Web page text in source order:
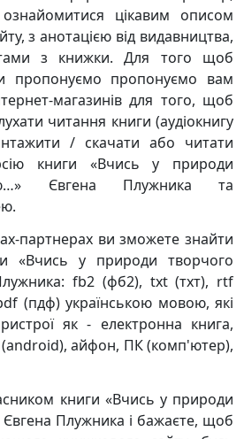
цікавим описом
з анотацією від видавництва,
з книжки. Для того щоб
пропонуємо пропонуємо вам
магазинів для того, щоб
читання книги (аудіокнигу
/ скачати або читати
книги «Вчись у природи
Євгена Плужника та
партнерах ви зможете знайти
«Вчись у природи творчого
fb2 (фб2), txt (тхт), rtf
(пдф) українською мовою, які
як - електронна книга,
айфон, ПК (комп'ютер),
книги «Вчись у природи
Плужника і бажаєте, щоб